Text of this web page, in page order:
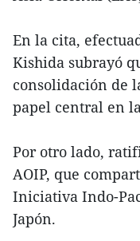
En la cita,
Kishida subrayó
consolidación de
papel central en
Por otro lado,
AOIP, que
Iniciativa Indo-
Japón.